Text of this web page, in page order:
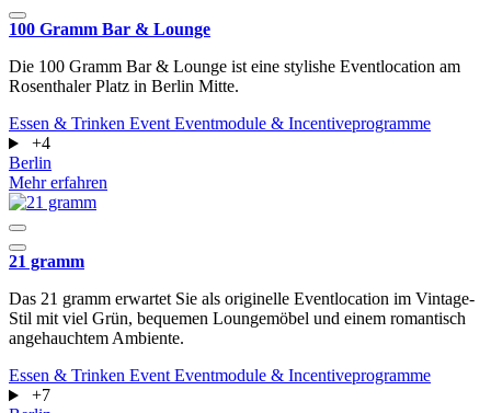
100 Gramm Bar & Lounge
Die 100 Gramm Bar & Lounge ist eine stylishe Eventlocation am
Rosenthaler Platz in Berlin Mitte.
Essen & Trinken Event Eventmodule & Incentiveprogramme
+4
Berlin
Mehr erfahren
21 gramm
Das 21 gramm erwartet Sie als originelle Eventlocation im Vintage-
Stil mit viel Grün, bequemen Loungemöbel und einem romantisch
angehauchtem Ambiente.
Essen & Trinken Event Eventmodule & Incentiveprogramme
+7